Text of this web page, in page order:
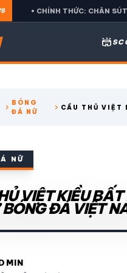
• CHÍNH THỨC: CHÂN SÚT VĨ
stadium
NGOẠI HẠNG
TRONG NƯỚC
ĐẤU
chevron_right BÓNG
ĐÁ NỮ
chevron_right CẦU THỦ VIỆT
NỮ
VIỆT KIỀU BẤT
BÓNG ĐÁ VIỆT